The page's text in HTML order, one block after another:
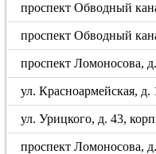
проспект Обводный
проспект Обводный
проспект Ломоносова,
ул. Красноармейская, д.
ул. Урицкого, д. 43,
проспект Ломоносова,